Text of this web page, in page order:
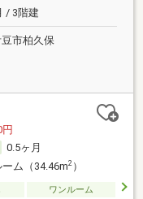
/ 3階建
市柏久保
0.5ヶ月
ム（34.46m2）
ワンルーム